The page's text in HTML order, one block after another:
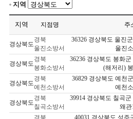
지역
지역 지점명 주
경상북도
경북
울진소방서
36326 경상북도 울진
울진
경상북도
경북
봉화소방서
36236 경상북도 봉화
(해저리)
경상북도
경북
예천소방서
36829 경상북도 예천
예천
경상북도
경북
칠곡소방서
39914 경상북도 칠곡
왜관
경북
40031 경상북도 성주